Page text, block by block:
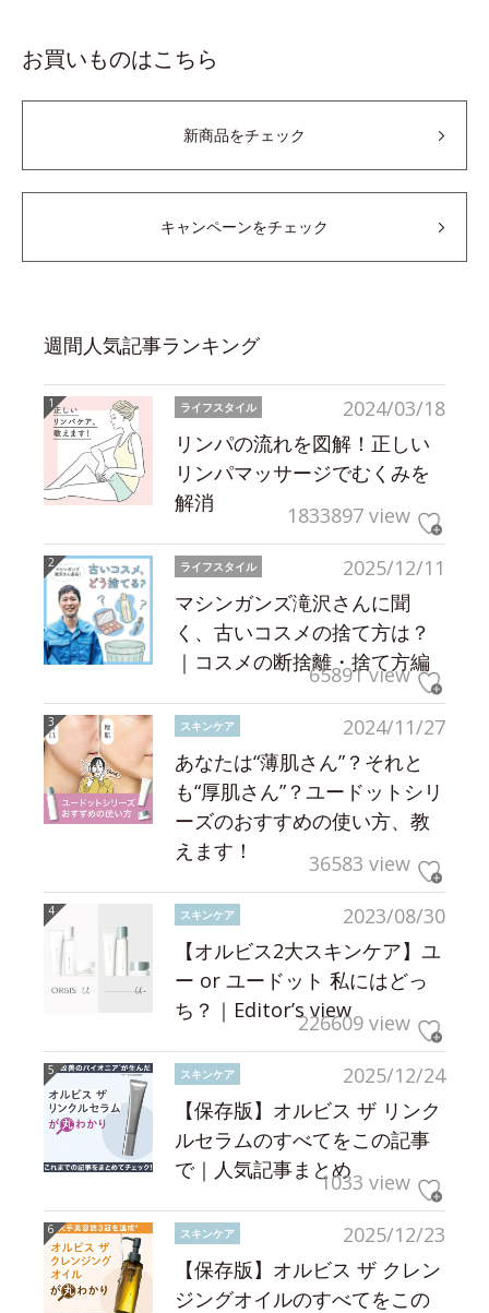
お買いものはこちら
新商品をチェック
キャンペーンをチェック
週間人気記事ランキング
2024/03/18
ライフスタイル
リンパの流れを図解！正しい
リンパマッサージでむくみを
解消
1833897 view
2025/12/11
ライフスタイル
マシンガンズ滝沢さんに聞
く、古いコスメの捨て方は？
｜コスメの断捨離・捨て方編
65891 view
2024/11/27
スキンケア
あなたは“薄肌さん”？それと
も“厚肌さん”？ユードットシリ
ーズのおすすめの使い方、教
えます！
36583 view
2023/08/30
スキンケア
【オルビス2大スキンケア】ユ
ー or ユードット 私にはどっ
ち？｜Editor’s view226609 view
2025/12/24
スキンケア
【保存版】オルビス ザ リンク
ルセラムのすべてをこの記事
で｜人気記事まとめ1033 view
2025/12/23
スキンケア
【保存版】オルビス ザ クレン
ジングオイルのすべてをこの